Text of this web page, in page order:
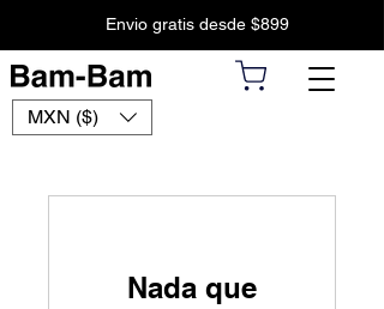
Envio gratis desde $899
MXN ($)
Nada que